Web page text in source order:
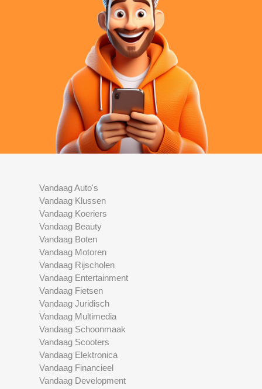
Vandaag Auto's
Vandaag Klussen
Vandaag Koeriers
Vandaag Beauty
Vandaag Boten
Vandaag Motoren
Vandaag Rijscholen
Vandaag Entertainment
Vandaag Fietsen
Vandaag Juridisch
Vandaag Multimedia
Vandaag Schoonmaak
Vandaag Scooters
Vandaag Elektronica
Vandaag Financieel
Vandaag Development